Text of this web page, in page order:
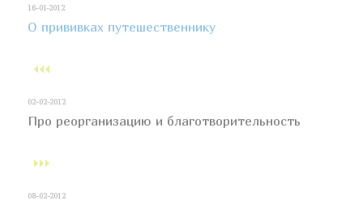
16-01-2012
О прививках путешественнику
02-02-2012
Про реорганизацию и благотворительность
08-02-2012